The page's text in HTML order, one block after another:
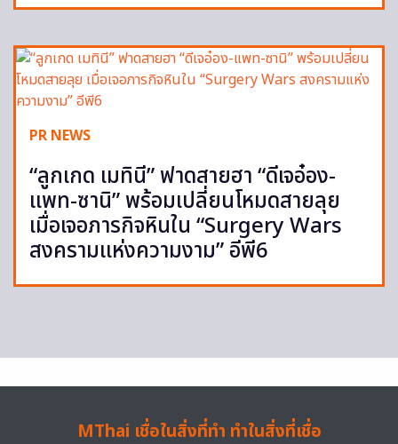
PR NEWS
“ลูกเกด เมทินี” ฟาดสายฮา “ดีเจอ๋อง-
แพท-ซานิ” พร้อมเปลี่ยนโหมดสายลุย
เมื่อเจอภารกิจหินใน “Surgery Wars
สงครามแห่งความงาม” อีพี6
MThai เชื่อในสิ่งที่ทำ ทำในสิ่งที่เชื่อ